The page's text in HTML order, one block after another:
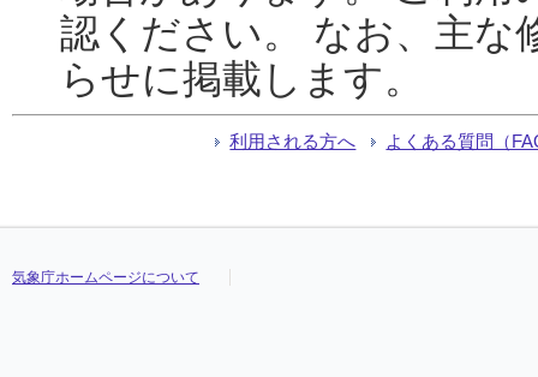
認ください。 なお、主な
らせに掲載します。
利用される方へ よくある質問（
気象庁ホームページについて